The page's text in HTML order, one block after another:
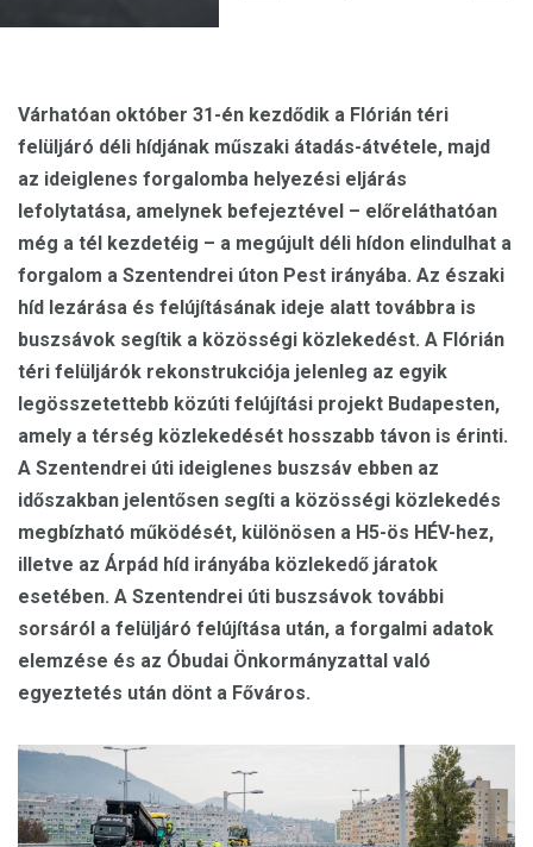
Várhatóan október 31-én kezdődik a Flórián téri
felüljáró déli hídjának műszaki átadás-átvétele, majd
az ideiglenes forgalomba helyezési eljárás
lefolytatása, amelynek befejeztével – előreláthatóan
még a tél kezdetéig – a megújult déli hídon elindulhat a
forgalom a Szentendrei úton Pest irányába. Az északi
híd lezárása és felújításának ideje alatt továbbra is
buszsávok segítik a közösségi közlekedést. A Flórián
téri felüljárók rekonstrukciója jelenleg az egyik
legösszetettebb közúti felújítási projekt Budapesten,
amely a térség közlekedését hosszabb távon is érinti.
A Szentendrei úti ideiglenes buszsáv ebben az
időszakban jelentősen segíti a közösségi közlekedés
megbízható működését, különösen a H5-ös HÉV-hez,
illetve az Árpád híd irányába közlekedő járatok
esetében. A Szentendrei úti buszsávok további
sorsáról a felüljáró felújítása után, a forgalmi adatok
elemzése és az Óbudai Önkormányzattal való
egyeztetés után dönt a Főváros.